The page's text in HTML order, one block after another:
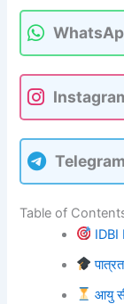
Table of
IDBI
आयु